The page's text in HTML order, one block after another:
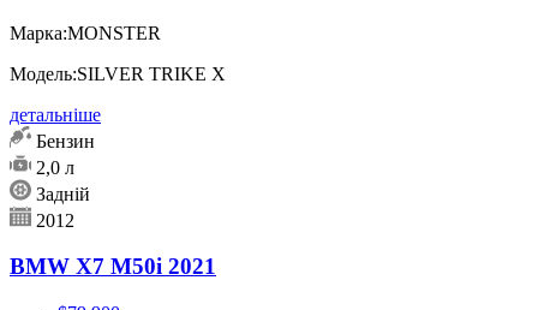
Марка:MONSTER
Модель:SILVER TRIKE X
детальніше
Бензин
2,0 л
Задній
2012
BMW X7 M50i 2021